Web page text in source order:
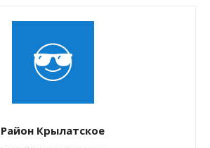
Район Крылатское